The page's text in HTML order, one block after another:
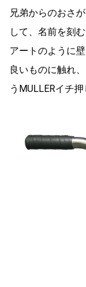
兄弟からのおさ
して、名前を刻
アートのように
良いものに触れ
うMULLERイチ押